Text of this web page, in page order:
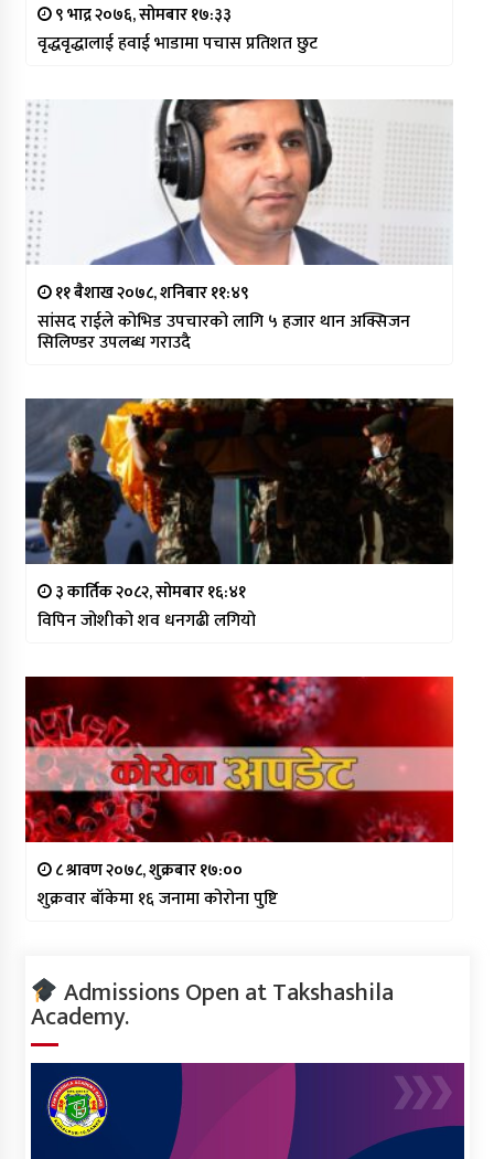
९ भाद्र २०७६, सोमबार १७:३३
वृद्धवृद्धालाई हवाई भाडामा पचास प्रतिशत छुट
११ बैशाख २०७८, शनिबार ११:४९
सांसद राईले कोभिड उपचारको लागि ५ हजार थान अक्सिजन
सिलिण्डर उपलब्ध गराउदै
३ कार्तिक २०८२, सोमबार १६:४१
विपिन जोशीको शव धनगढी लगियो
८ श्रावण २०७८, शुक्रबार १७:००
शुक्रवार बाँकेमा १६ जनामा कोरोना पुष्टि
Admissions Open at Takshashila
Academy.